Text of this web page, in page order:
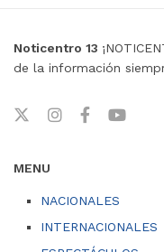
Noticentro 13
de la información
MENU
NACIONALES
INTERNACIONALES